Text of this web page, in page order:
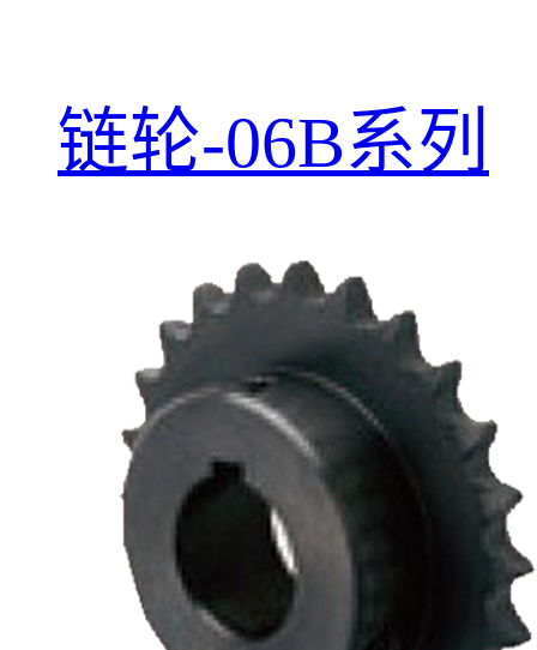
链轮-06B系列